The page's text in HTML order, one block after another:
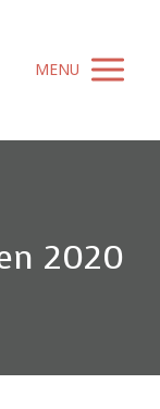
MENU
2020